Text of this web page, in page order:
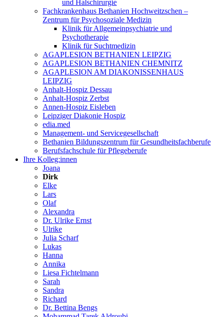
und Halschirurgie
Fachkrankenhaus Bethanien Hochweitzschen –
Zentrum für Psychosoziale Medizin
Klinik für Allgemeinpsychiatrie und
Psychotherapie
Klinik für Suchtmedizin
AGAPLESION BETHANIEN LEIPZIG
AGAPLESION BETHANIEN CHEMNITZ
AGAPLESION AM DIAKONISSENHAUS
LEIPZIG
Anhalt-Hospiz Dessau
Anhalt-Hospiz Zerbst
Annen-Hospiz Eisleben
Leipziger Diakonie Hospiz
edia.med
Management- und Servicegesellschaft
Bethanien Bildungszentrum für Gesundheitsfachberufe
Berufsfachschule für Pflegeberufe
Ihre Kolleg:innen
Joana
Dirk
Elke
Lars
Olaf
Alexandra
Dr. Ulrike Ernst
Ulrike
Julia Scharf
Lukas
Hanna
Annika
Liesa Fichtelmann
Sarah
Sandra
Richard
Dr. Bettina Bengs